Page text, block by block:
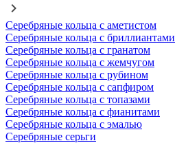
Серебряные кольца с аметистом
Серебряные кольца с бриллиантами
Серебряные кольца с гранатом
Серебряные кольца с жемчугом
Серебряные кольца с рубином
Серебряные кольца с сапфиром
Серебряные кольца с топазами
Серебряные кольца с фианитами
Серебряные кольца с эмалью
Серебряные серьги